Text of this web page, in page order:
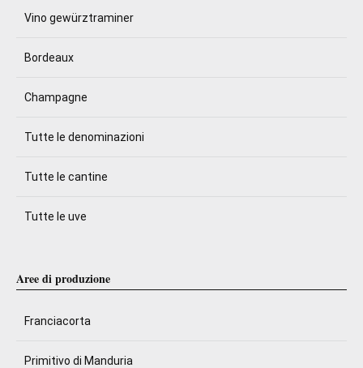
Vino gewürztraminer
Bordeaux
Champagne
Tutte le denominazioni
Tutte le cantine
Tutte le uve
Aree di produzione
Franciacorta
Primitivo di Manduria